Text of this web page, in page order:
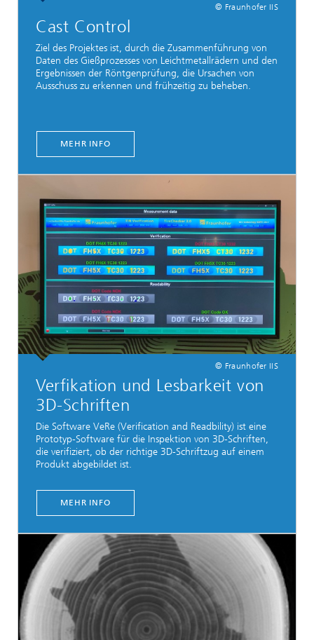
© Fraunhofer IIS
Cast Control
Ziel des Projektes ist, durch die Zusammenführung von
Daten des Gießprozesses von Leichtmetallrädern und den
Ergebnissen der Röntgenprüfung, die Ursachen von
Ausschuss zu erkennen und frühzeitig zu beheben.
MEHR INFO
© Fraunhofer IIS
Verfikation und Lesbarkeit von
3D-Schriften
Die Software VeRe (Verification and Readbility) ist eine
Prototyp-Software für die Inspektion von 3D-Schriften,
die verifiziert, ob der richtige 3D-Schriftzug auf einem
Produkt abgebildet ist.
MEHR INFO